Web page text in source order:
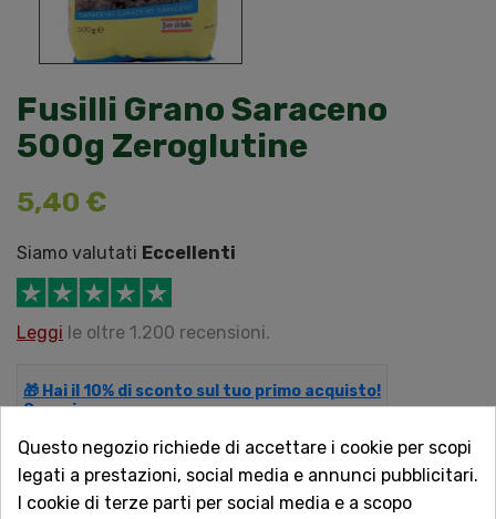
Fusilli Grano Saraceno
500g Zeroglutine
5,40 €
Siamo valutati Eccellenti
Leggi le oltre 1.200 recensioni.
🎁 Hai il 10% di sconto sul tuo primo acquisto!
Scopri come.
QUANTITÀ
Questo negozio richiede di accettare i cookie per scopi
legati a prestazioni, social media e annunci pubblicitari.
I cookie di terze parti per social media e a scopo